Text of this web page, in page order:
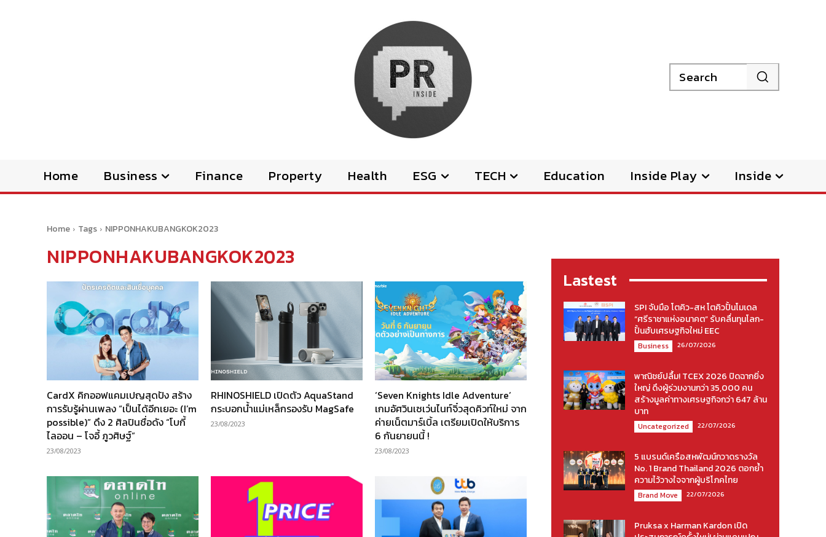
Search
Home Business Finance Property Health ESG TECH Education Inside Play Inside
Home Tags NIPPONHAKUBANGKOK2023
NIPPONHAKUBANGKOK2023
CardX คิกออฟแคมเปญสุดปัง สร้าง
การรับรู้ผ่านเพลง “เป็นได้อีกเยอะ (I’m
possible)” ดึง 2 ศิลปินชื่อดัง “โบกี้
ไลออน – โจอี้ ภูวศิษฐ์”
23/08/2023
RHINOSHIELD เปิดตัว AquaStand
กระบอกน้ำแม่เหล็กรองรับ MagSafe
23/08/2023
‘Seven Knights Idle Adventure’
เกมอัศวินเซเว่นไนท์จิ๋วสุดคิวท์ใหม่ จาก
ค่ายเน็ตมาร์เบิ้ล เตรียมเปิดให้บริการ
6 กันยายนนี้ !
23/08/2023
Lastest
SPI จับมือ โตคิว-สห โตคิวปั้นโมเดล
“ศรีราชาแห่งอนาคต” รับคลื่นทุนโลก-
ปั้นฮับเศรษฐกิจใหม่ EEC
Business 26/07/2026
พาณิชย์ปลื้ม! TCEX 2026 ปิดฉากยิ่ง
ใหญ่ ดึงผู้ร่วมงานกว่า 35,000 คน
สร้างมูลค่าทางเศรษฐกิจกว่า 647 ล้าน
บาท
Uncategorized 22/07/2026
5 แบรนด์เครือสหพัฒน์กวาดรางวัล
No. 1 Brand Thailand 2026 ตอกย้ำ
ความไว้วางใจจากผู้บริโภคไทย
Brand Move 22/07/2026
Pruksa x Harman Kardon เปิด